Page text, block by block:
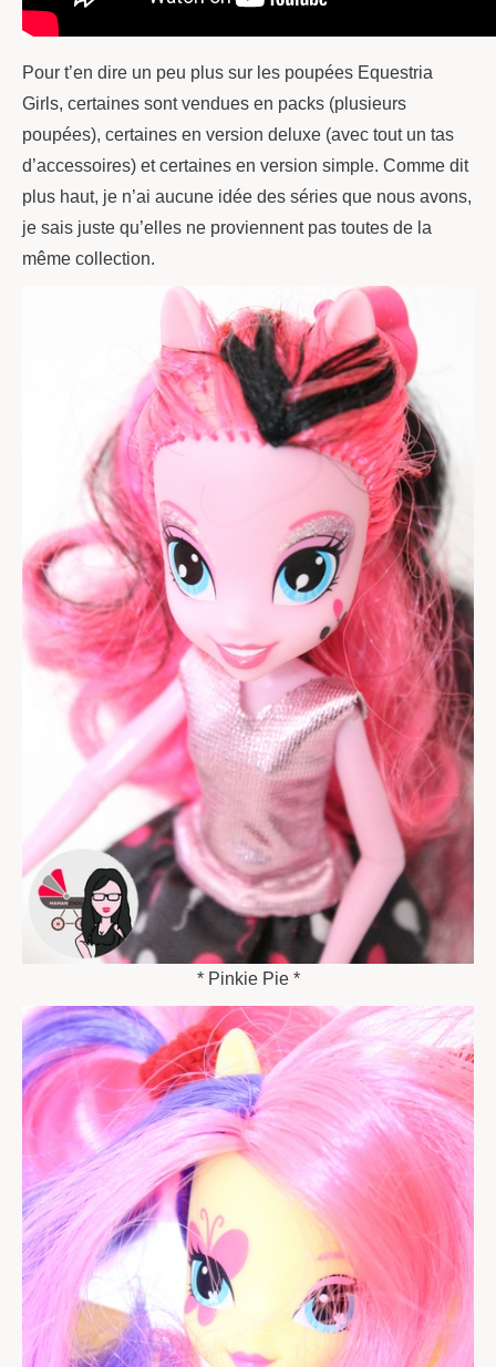
Pour t’en dire un peu plus sur les poupées Equestria
Girls, certaines sont vendues en packs (plusieurs
poupées), certaines en version deluxe (avec tout un tas
d’accessoires) et certaines en version simple. Comme dit
plus haut, je n’ai aucune idée des séries que nous avons,
je sais juste qu’elles ne proviennent pas toutes de la
même collection.
* Pinkie Pie *